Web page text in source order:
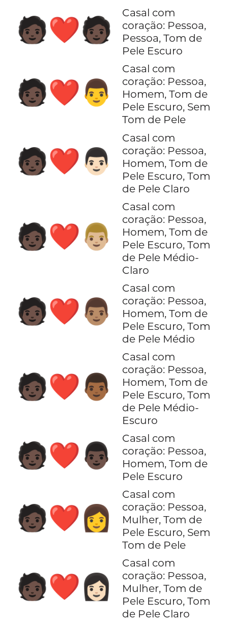
🧑🏿‍❤️‍🧑🏿
Casal com
coração: Pessoa,
Pessoa, Tom de
Pele Escuro
🧑🏿‍❤️‍👨
Casal com
coração: Pessoa,
Homem, Tom de
Pele Escuro, Sem
Tom de Pele
🧑🏿‍❤️‍👨🏻
Casal com
coração: Pessoa,
Homem, Tom de
Pele Escuro, Tom
de Pele Claro
🧑🏿‍❤️‍👨🏼
Casal com
coração: Pessoa,
Homem, Tom de
Pele Escuro, Tom
de Pele Médio-
Claro
🧑🏿‍❤️‍👨🏽
Casal com
coração: Pessoa,
Homem, Tom de
Pele Escuro, Tom
de Pele Médio
🧑🏿‍❤️‍👨🏾
Casal com
coração: Pessoa,
Homem, Tom de
Pele Escuro, Tom
de Pele Médio-
Escuro
🧑🏿‍❤️‍👨🏿
Casal com
coração: Pessoa,
Homem, Tom de
Pele Escuro
🧑🏿‍❤️‍👩
Casal com
coração: Pessoa,
Mulher, Tom de
Pele Escuro, Sem
Tom de Pele
🧑🏿‍❤️‍👩🏻
Casal com
coração: Pessoa,
Mulher, Tom de
Pele Escuro, Tom
de Pele Claro